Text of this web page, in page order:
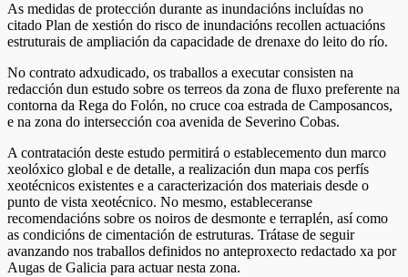
As medidas de protección durante as inundacións incluídas no
citado Plan de xestión do risco de inundacións recollen actuacións
estruturais de ampliación da capacidade de drenaxe do leito do río.
No contrato adxudicado, os traballos a executar consisten na
redacción dun estudo sobre os terreos da zona de fluxo preferente na
contorna da Rega do Folón, no cruce coa estrada de Camposancos,
e na zona do intersección coa avenida de Severino Cobas.
A contratación deste estudo permitirá o establecemento dun marco
xeolóxico global e de detalle, a realización dun mapa cos perfís
xeotécnicos existentes e a caracterización dos materiais desde o
punto de vista xeotécnico. No mesmo, estableceranse
recomendacións sobre os noiros de desmonte e terraplén, así como
as condicións de cimentación de estruturas. Trátase de seguir
avanzando nos traballos definidos no anteproxecto redactado xa por
Augas de Galicia para actuar nesta zona.